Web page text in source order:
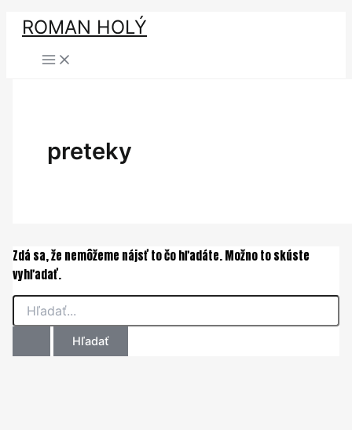
Preskočiť
ROMAN HOLÝ
preteky
Zdá sa, že nemôžeme nájsť to čo hľadáte. Možno to skúste
vyhľadať.
Vyhľadať: